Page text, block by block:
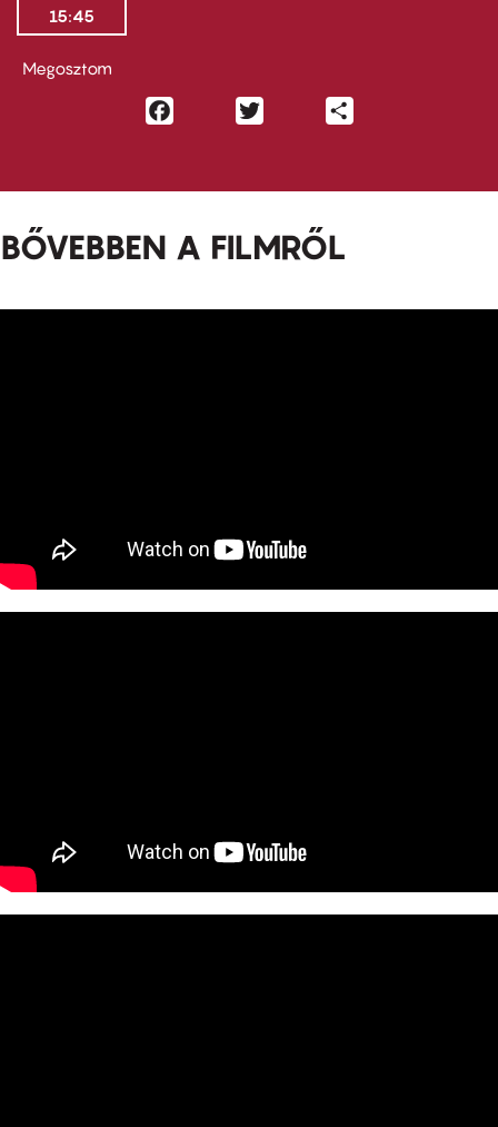
15:45
Megosztom
Facebook
BŐVEBBEN A FILMRŐL